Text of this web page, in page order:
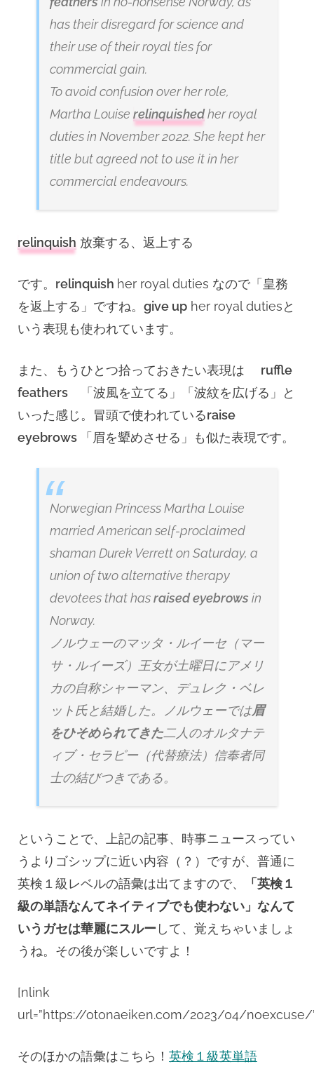
has their disregard for science and
their use of their royal ties for
commercial gain.
To avoid confusion over her role,
Martha Louise relinquishedher royal
duties in November 2022. She kept her
title but agreed not to use it in her
commercial endeavours.
relinquish 放棄する、返上する
です。 relinquish her royal duties なので「皇務
を返上する」ですね。 give up her royal dutiesと
いう表現も使われています。
また、もうひとつ拾っておきたい表現は ruffle
feathers 「波風を立てる」「波紋を広げる」と
いった感じ。冒頭で使われているraise
eyebrows
「眉を顰めさせる」も似た表現です。
Norwegian Princess Martha Louise
married American self-proclaimed
shaman Durek Verrett on Saturday, a
union of two alternative therapy
devotees that hasraised eyebrows in
Norway.
ノルウェーのマッタ・ルイーセ（マー
サ・ルイーズ）王女が土曜日にアメリ
カの自称シャーマン、デュレク・ベレ
ット氏と結婚した。ノルウェーでは眉
をひそめられてきた 二人のオルタナテ
ィブ・セラピー（代替療法）信奉者同
士の結びつきである。
ということで、上記の記事、時事ニュースってい
うよりゴシップに近い内容（？）ですが、普通に
英検１級レベルの語彙は出てますので、
「英検１
級の単語なんてネイティブでも使わない」なんて
いうガセは華麗にスルーして、覚えちゃいましょ
うね。その後が楽しいですよ！
[nlink
url=”https://otonaeiken.com/2023/04/noexcuse/
そのほかの語彙はこちら！ 英検１級英単語